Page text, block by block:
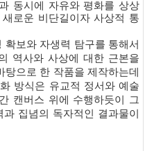
동시에 자유와 평화를 상상
로운 비단길이자 사상적 통
보와 자생력 탐구를 통해서
역사와 사상에 대한 근본을
으로 한 작품을 제작하는데
방식은 유교적 정서와 예술
캔버스 위에 수행하듯이 그
집념의 독자적인 결과물이